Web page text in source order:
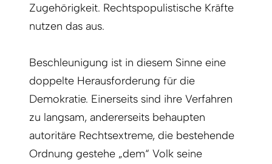
Zugehörigkeit. Rechtspopulistische Kräfte
nutzen das aus.
Beschleunigung ist in diesem Sinne eine
doppelte Herausforderung für die
Demokratie. Einerseits sind ihre Verfahren
zu langsam, andererseits behaupten
autoritäre Rechtsextreme, die bestehende
Ordnung gestehe „dem“ Volk seine